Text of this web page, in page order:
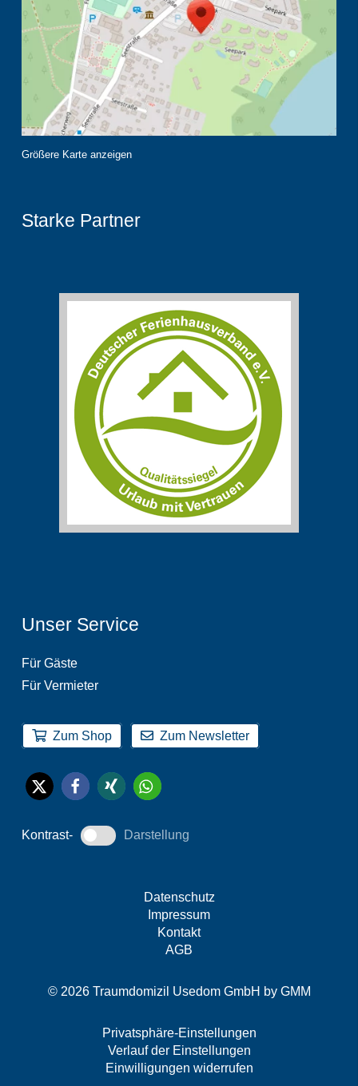
Größere Karte anzeigen
Starke Partner
Unser Service
Für Gäste
Für Vermieter
Zum Shop Zum Newsletter
Kontrast- Darstellung
© 2026 Traumdomizil Usedom GmbH by GMM
Privatsphäre-Einstellungen
Verlauf der Einstellungen
Einwilligungen widerrufen
Datenschutz
Impressum
Kontakt
AGB